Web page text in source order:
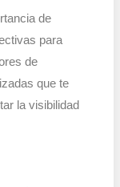
de
para
de
que te
la visibilidad